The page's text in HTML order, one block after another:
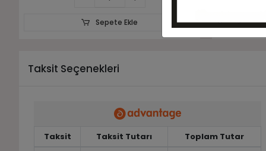
Sepete Ekle
Taksit Seçenekleri
Taksit Taksit Tutarı
Toplam Tutar